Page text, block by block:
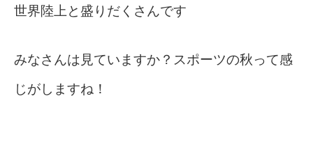
世界陸上と盛りだくさんです
みなさんは見ていますか？スポーツの秋って感
じがしますね！